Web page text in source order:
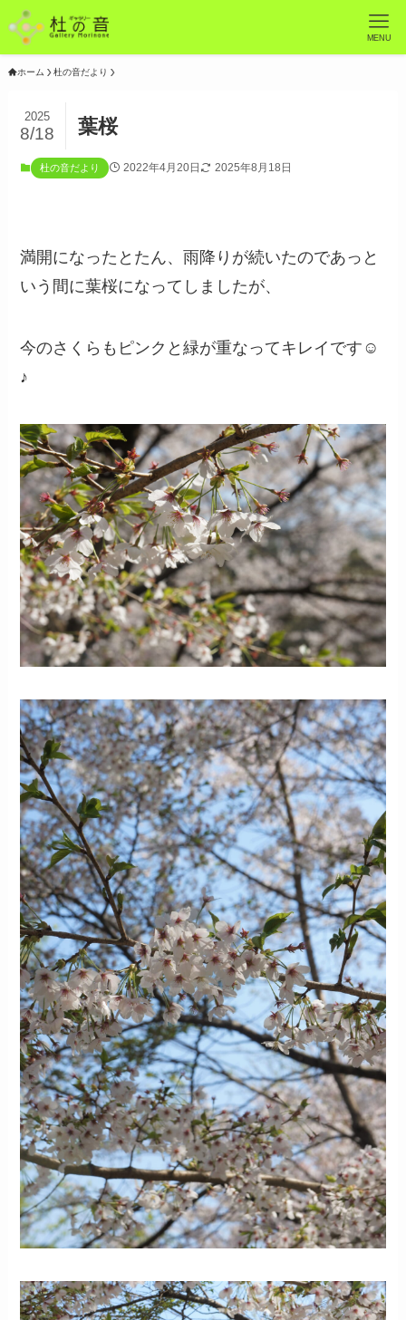
MENU
ホーム 杜の音だより
葉桜
2025
8/18
杜の音だより 2022年4月20日 2025年8月18日
満開になったとたん、雨降りが続いたのであっと
いう間に葉桜になってしましたが、
今のさくらもピンクと緑が重なってキレイです☺
♪